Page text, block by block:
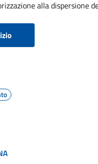
alla dispersione